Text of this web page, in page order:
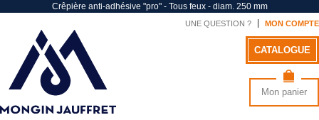
Crêpière anti-adhésive "pro" - Tous feux - diam. 250 mm
UNE QUESTION ? MON COMPTE
CATALOGUE
Mon panier